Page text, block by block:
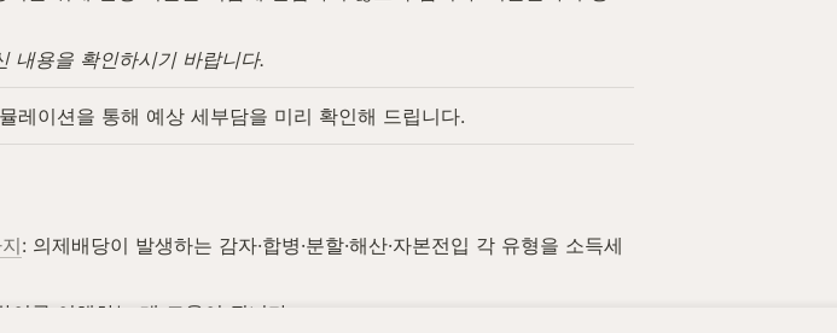
내용을 확인하시기 바랍니다.
레이션을 통해 예상 세부담을 미리 확인해 드립니다.
: 의제배당이 발생하는 감자·합병·분할·해산·자본전입 각 유형을 소득세
이를 이해하는 데 도움이 됩니다.